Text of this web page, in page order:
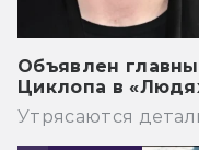
Объявлен
Циклопа в
Утрясаются